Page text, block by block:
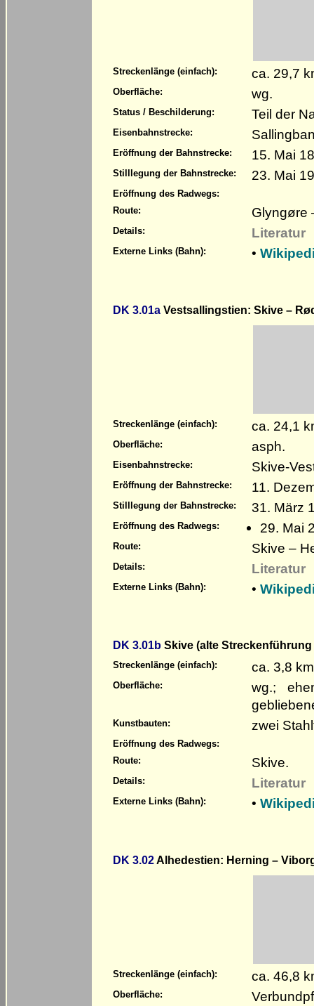
Streckenlänge (einfach): ca. 29,7
Oberfläche: wg.
Status / Beschilderung: Teil der
Eisenbahnstrecke:
Eröffnung der Bahnstrecke: 15. Mai
Stilllegung der Bahnstrecke: 23. Mai
Eröffnung des Radwegs:
Route:
Glyngøre
Details: Literatur
Externe Links (Bahn): •
DK 3.01a Vestsallingstien: Skive –
Streckenlänge (einfach): ca. 24,1
Oberfläche: asph.
Eisenbahnstrecke: Skive-
Eröffnung der Bahnstrecke: 11.
Stilllegung der Bahnstrecke: 31. März
Eröffnung des Radwegs: 29. Mai
Route: Skive –
Details: Literatur
Externe Links (Bahn): •
DK 3.01b Skive (alte
Streckenlänge (einfach): ca. 3,8 km
Oberfläche:
wg.;
Kunstbauten: zwei
Eröffnung des Radwegs:
Route:
Skive.
Details: Literatur
Externe Links (Bahn): •
DK 3.02Alhedestien: Herning –
Streckenlänge (einfach): ca. 46,8
Oberfläche: